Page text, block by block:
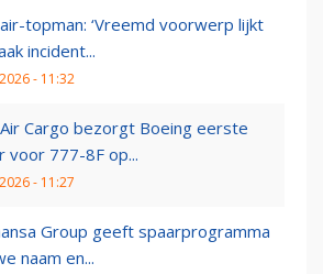
topman: ‘Vreemd voorwerp lijkt
incident...
- 11:32
Air Cargo bezorgt Boeing eerste
voor 777-8F op...
- 11:27
Group geeft spaarprogramma
naam en...